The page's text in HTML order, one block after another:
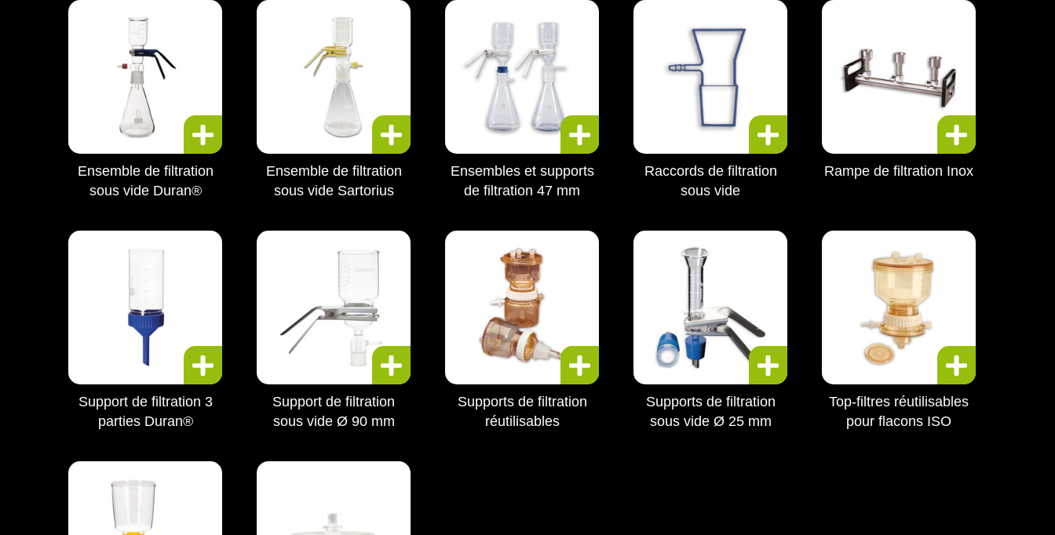
Ensemble de filtration
sous vide Duran®
Ensemble de filtration
sous vide Sartorius
Ensembles et supports
de filtration 47 mm
Raccords de filtration
sous vide
Rampe de filtration Inox
Support de filtration 3
parties Duran®
Support de filtration
sous vide Ø 90 mm
Supports de filtration
réutilisables
Supports de filtration
sous vide Ø 25 mm
Top-filtres réutilisables
pour flacons ISO